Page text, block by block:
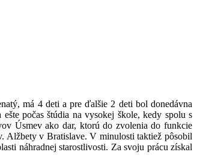
má 4 deti a pre ďalšie 2 deti bol donedávna
počas štúdia na vysokej škole, kedy spolu s
Úsmev ako dar, ktorú do zvolenia do funkcie
Alžbety v Bratislave. V minulosti taktiež pôsobil
náhradnej starostlivosti. Za svoju prácu získal